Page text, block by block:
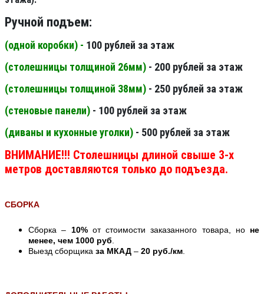
Ручной подъем:
(одной коробки) - 100 рублей за этаж
(столешницы толщиной 26мм) - 200 рублей за этаж
(столешницы толщиной 38мм) - 250 рублей за этаж
(стеновые панели) - 100 рублей за этаж
(диваны и кухонные уголки) - 500 рублей за этаж
ВНИМАНИЕ!!! Столешницы длиной свыше 3-х
метров доставляются только до подъезда.
СБОРКА
Сборка – 10%от стоимости заказанного товара, но не
менее, чем 1000 руб
Выезд сборщика за МКАД – 20 руб./км